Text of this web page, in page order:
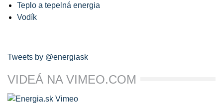
Teplo a tepelná energia
Vodík
Tweets by @energiask
VIDEÁ NA VIMEO.COM